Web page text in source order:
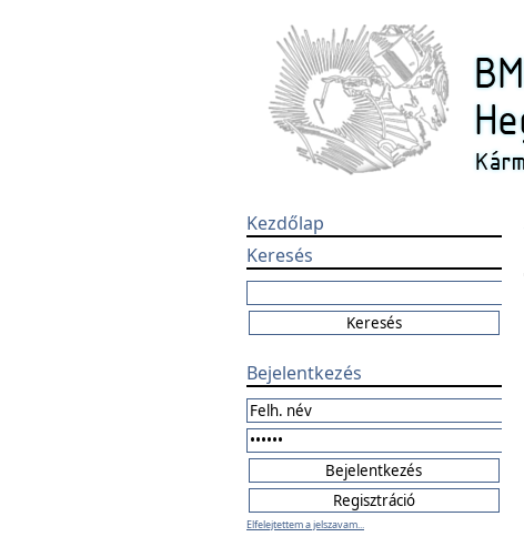
Kezdőlap
Keresés
Bejelentkezés
Elfelejtettem a jelszavam...